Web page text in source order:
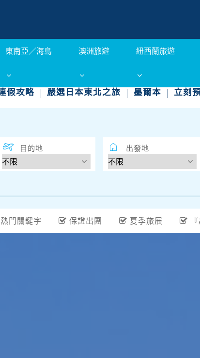
東南亞／海島 澳洲旅遊 紐西蘭旅遊
假攻略 嚴選日本東北之旅 墨爾本 立刻
目的地 出發地
熱門關鍵字 保證出團 夏季旅展